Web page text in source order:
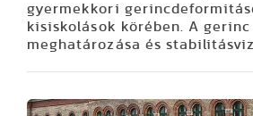
gyermekkori
kisiskolások körében. A
meghatározása és